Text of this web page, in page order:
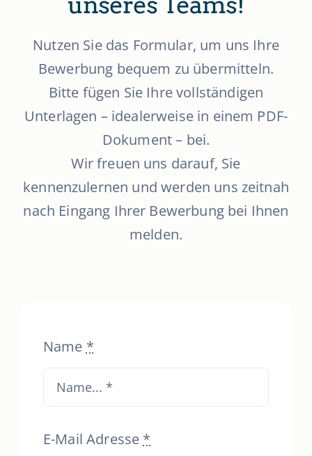
Nutzen Sie das Formular, um uns Ihre
Bewerbung bequem zu übermitteln.
Bitte fügen Sie Ihre vollständigen
Unterlagen – idealerweise in einem PDF-
Dokument – bei.
Wir freuen uns darauf, Sie
kennenzulernen und werden uns zeitnah
nach Eingang Ihrer Bewerbung bei Ihnen
melden.
Name *
E-Mail Adresse *